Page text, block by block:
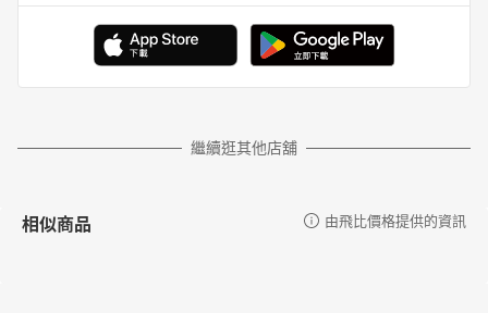
繼續逛其他店舖
相似商品 由飛比價格提供的資訊